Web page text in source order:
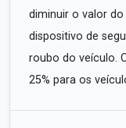
diminuir o valor
dispositivo de
roubo do veículo.
25% para os